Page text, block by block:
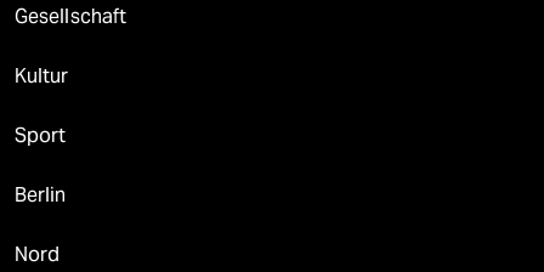
Gesellschaft
Kultur
Sport
Berlin
Nord